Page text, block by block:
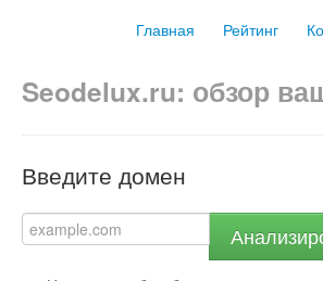
Главная Рейтинг
Seodelux.ru: обзор
Введите домен